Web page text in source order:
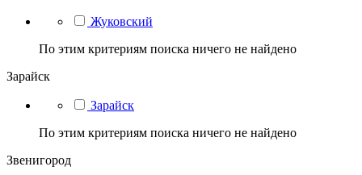
Жуковский
По этим критериям поиска ничего не найдено
Зарайск
Зарайск
По этим критериям поиска ничего не найдено
Звенигород